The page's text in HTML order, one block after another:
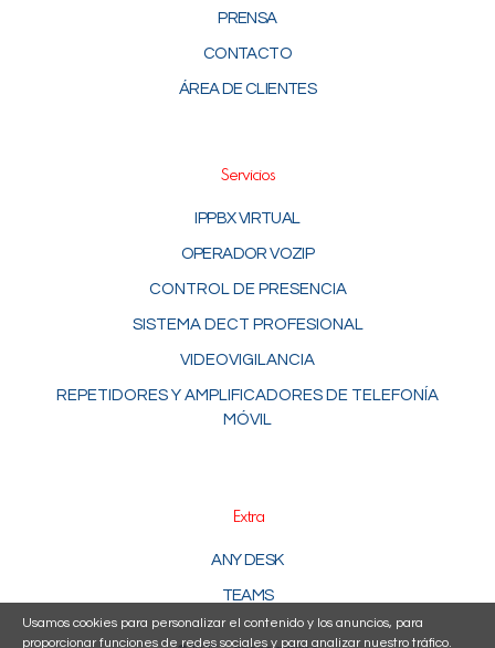
PRENSA
CONTACTO
ÁREA DE CLIENTES
Servicios
IPPBX VIRTUAL
OPERADOR VOZIP
CONTROL DE PRESENCIA
SISTEMA DECT PROFESIONAL
VIDEOVIGILANCIA
REPETIDORES Y AMPLIFICADORES DE TELEFONÍA
MÓVIL
Extra
ANY DESK
TEAMS
Usamos cookies para personalizar el contenido y los anuncios, para
proporcionar funciones de redes sociales y para analizar nuestro tráfico.